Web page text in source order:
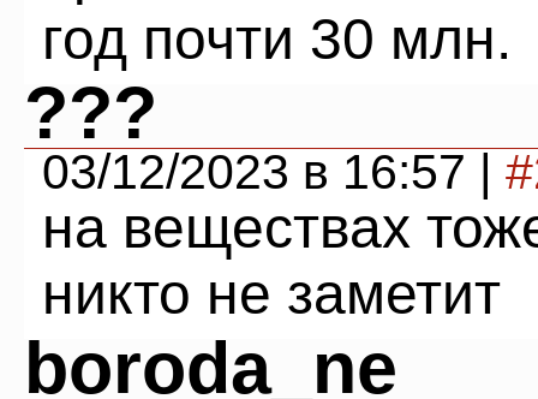
год почти 30 млн.
???
03/12/2023 в 16:57 |
на веществах
никто не заметит
boroda_ne